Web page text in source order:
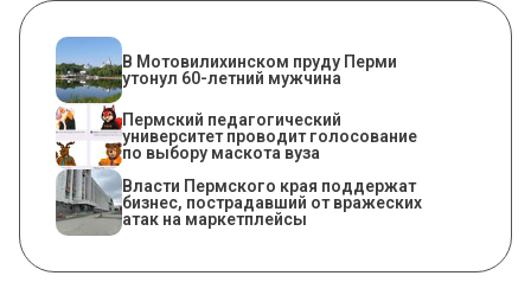
В Мотовилихинском пруду Перми
утонул 60-летний мужчина
Пермский педагогический
университет проводит голосование
по выбору маскота вуза
Власти Пермского края поддержат
бизнес, пострадавший от вражеских
атак на маркетплейсы